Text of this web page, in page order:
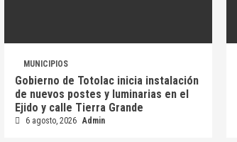
MUNICIPIOS
Gobierno de Totolac inicia instalación
de nuevos postes y luminarias en el
Ejido y calle Tierra Grande
6 agosto, 2026 Admin